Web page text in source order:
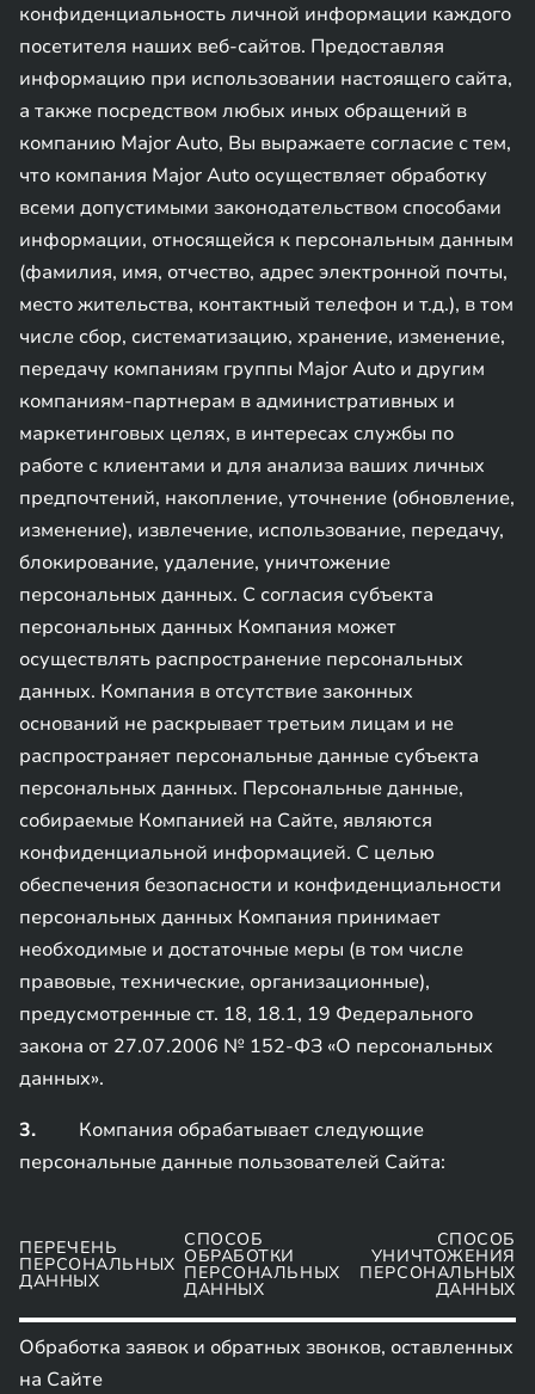
конфиденциальность личной информации каждого
посетителя наших веб-сайтов. Предоставляя
информацию при использовании настоящего сайта,
а также посредством любых иных обращений в
компанию Major Auto, Вы выражаете согласие с тем,
что компания Major Auto осуществляет обработку
всеми допустимыми законодательством способами
информации, относящейся к персональным данным
(фамилия, имя, отчество, адрес электронной почты,
место жительства, контактный телефон и т.д.), в том
числе сбор, систематизацию, хранение, изменение,
передачу компаниям группы Major Auto и другим
компаниям-партнерам в административных и
маркетинговых целях, в интересах службы по
работе с клиентами и для анализа ваших личных
предпочтений, накопление, уточнение (обновление,
изменение), извлечение, использование, передачу,
блокирование, удаление, уничтожение
персональных данных. С согласия субъекта
персональных данных Компания может
осуществлять распространение персональных
данных. Компания в отсутствие законных
оснований не раскрывает третьим лицам и не
распространяет персональные данные субъекта
персональных данных. Персональные данные,
собираемые Компанией на Сайте, являются
конфиденциальной информацией. С целью
обеспечения безопасности и конфиденциальности
персональных данных Компания принимает
необходимые и достаточные меры (в том числе
правовые, технические, организационные),
предусмотренные ст. 18, 18.1, 19 Федерального
закона от 27.07.2006 № 152-ФЗ «О персональных
данных».
3. Компания обрабатывает следующие
персональные данные пользователей Сайта:
ПЕРЕЧЕНЬ
ПЕРСОНАЛЬНЫХ
ДАННЫХ
СПОСОБ
ОБРАБОТКИ
ПЕРСОНАЛЬНЫХ
ДАННЫХ
СПОСОБ
УНИЧТОЖЕНИЯ
ПЕРСОНАЛЬНЫХ
ДАННЫХ
Обработка заявок и обратных звонков, оставленных
на Сайте